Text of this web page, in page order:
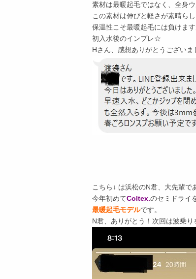
素材は最暖起毛ではなく、全身
この素材は伸びと軽さが素晴らし
保温性こそ最暖起毛には負けま
初入水後のインプレ☆
Hさん、感想ありがとうございま
こちら↓ は浜松のN君、大先輩で
今年初めてColtex.のセミドライ
最暖起毛モデルです。
N君、ありがとう！次回は波乗